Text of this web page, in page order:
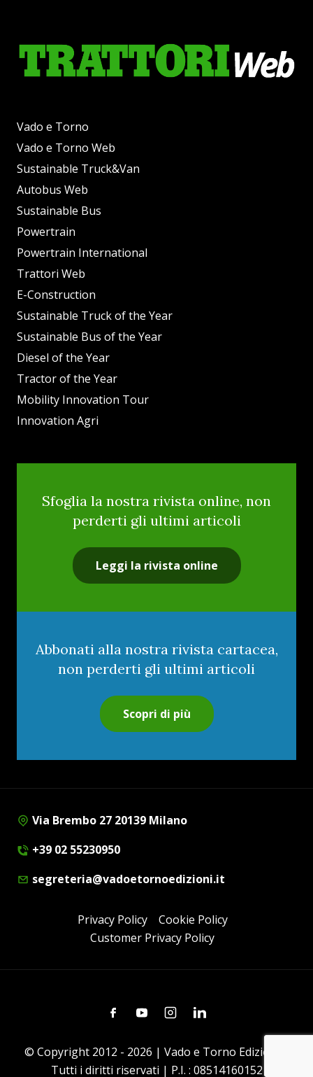
Vado e Torno
Vado e Torno Web
Sustainable Truck&Van
Autobus Web
Sustainable Bus
Powertrain
Powertrain International
Trattori Web
E-Construction
Sustainable Truck of the Year
Sustainable Bus of the Year
Diesel of the Year
Tractor of the Year
Mobility Innovation Tour
Innovation Agri
Sfoglia la nostra rivista online, non
perderti gli ultimi articoli
Leggi la rivista online
Abbonati alla nostra rivista cartacea,
non perderti gli ultimi articoli
Scopri di più
Via Brembo 27 20139 Milano
+39 02 55230950
segreteria@vadoetornoedizioni.it
Privacy Policy
Cookie Policy
Customer Privacy Policy
FacebookYoutubeInstagramLinkedin
© Copyright 2012 - 2026 | Vado e Torno Edizioni |
Tutti i diritti riservati | P.I. : 08514160152